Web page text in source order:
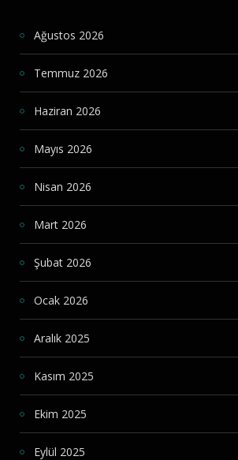
Ağustos 2026
Temmuz 2026
Haziran 2026
Mayıs 2026
Nisan 2026
Mart 2026
Şubat 2026
Ocak 2026
Aralık 2025
Kasım 2025
Ekim 2025
Eylül 2025